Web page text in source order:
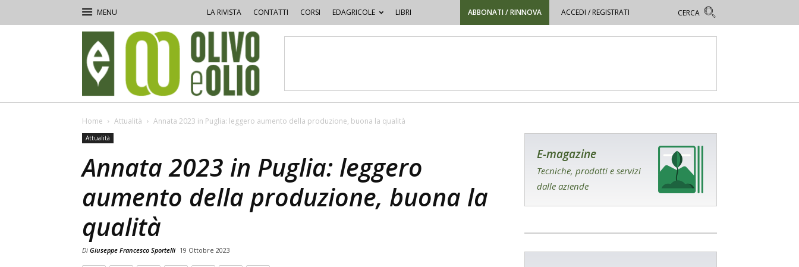
LA RIVISTA CONTATTI CORSI EDAGRICOLE LIBRI ABBONATI / RINNOVA ACCEDI / REGISTRATI
e
Olio
Home Attualità Annata 2023 in Puglia: leggero aumento della produzione, buona la qualità
Attualità
Annata 2023 in Puglia: leggero
aumento della produzione, buona la
qualità
Di Giuseppe Francesco Sportelli 19 Ottobre 2023
E-magazine
Tecniche, prodotti e servizi
dalle aziende